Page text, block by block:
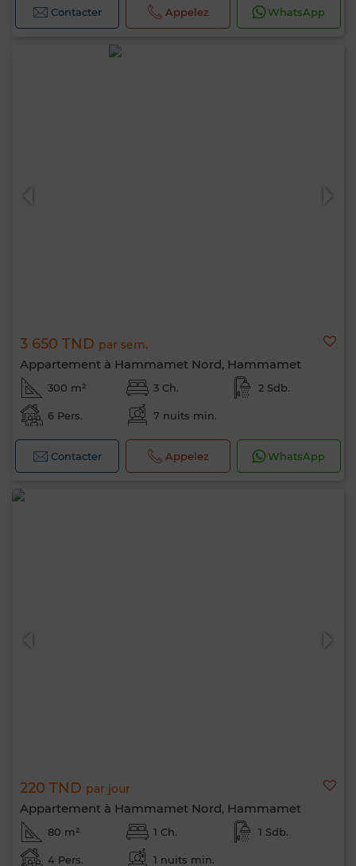
Contacter Appelez WhatsApp
3 650 TND par sem.
Appartement à Hammamet Nord, Hammamet
300 m² 3 Ch. 2 Sdb.
6 Pers. 7 nuits min.
Contacter Appelez WhatsApp
220 TND par jour
Appartement à Hammamet Nord, Hammamet
80 m² 1 Ch. 1 Sdb.
4 Pers. 1 nuits min.